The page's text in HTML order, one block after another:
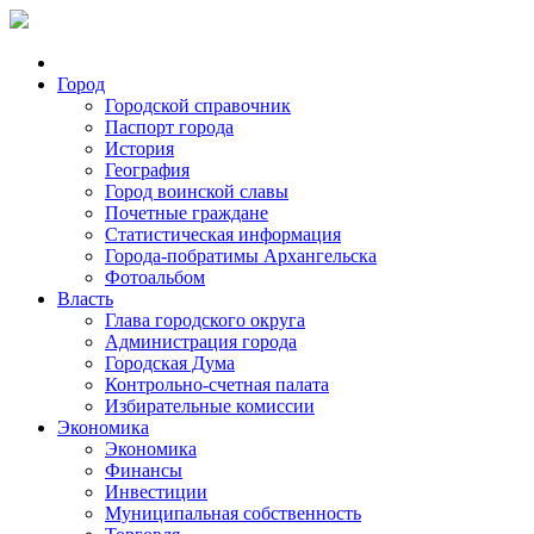
Город
Городской справочник
Паспорт города
История
География
Город воинской славы
Почетные граждане
Статистическая информация
Города-побратимы Архангельска
Фотоальбом
Власть
Глава городского округа
Администрация города
Городская Дума
Контрольно-счетная палата
Избирательные комиссии
Экономика
Экономика
Финансы
Инвестиции
Муниципальная собственность